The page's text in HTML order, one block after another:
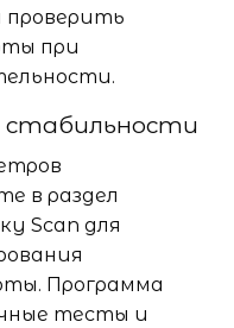
проверить
при
стабильности
в раздел
Scan для
Программа
тесты и